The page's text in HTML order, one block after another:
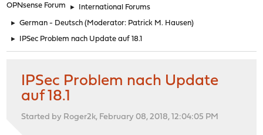
OPNsense Forum ► International Forums
► German - Deutsch (Moderator: Patrick M. Hausen)
► IPSec Problem nach Update auf 18.1
IPSec Problem nach Update
auf 18.1
Started by Roger2k, February 08, 2018, 12:04:05 PM